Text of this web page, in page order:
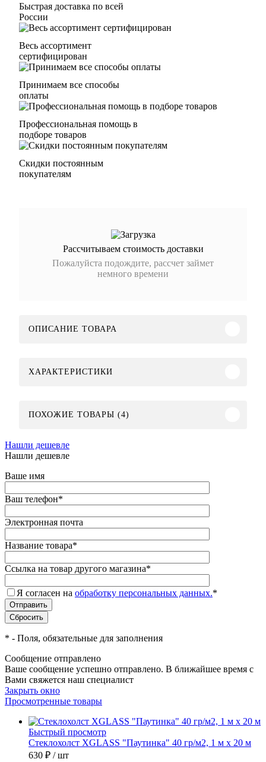
Быстрая доставка по всей
России
Весь ассортимент
сертифицирован
Принимаем все способы
оплаты
Профессиональная помощь в
подборе товаров
Скидки постоянным
покупателям
Рассчитываем стоимость доставки
Пожалуйста подождите, рассчет займет
немного времени
ОПИСАНИЕ ТОВАРА
ХАРАКТЕРИСТИКИ
ПОХОЖИЕ ТОВАРЫ (4)
Нашли дешевле
Нашли дешевле
Ваше имя
Ваш телефон*
Электронная почта
Название товара*
Ссылка на товар другого магазина*
Я согласен на обработку персональных данных.*
* - Поля, обязательные для заполнения
Сообщение отправлено
Ваше сообщение успешно отправлено. В ближайшее время с
Вами свяжется наш специалист
Закрыть окно
Просмотренные товары
Быстрый просмотр
Стеклохолст XGLASS "Паутинка" 40 гр/м2, 1 м х 20 м
630 ₽ / шт